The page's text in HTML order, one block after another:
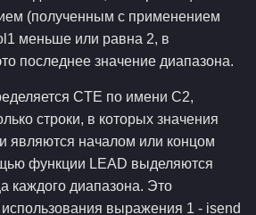
(полученным с применением
меньше или равна 2, в
последнее значение диапазона.
CTE по имени C2,
строки, в которых значения
являются началом или концом
функции LEAD выделяются
каждого диапазона. Это
использования выражения 1 - isend